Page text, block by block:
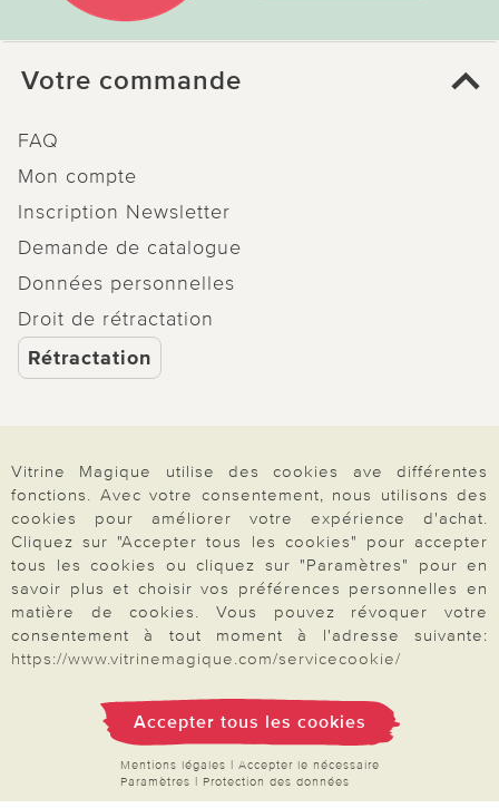
Votre commande
FAQ
Mon compte
Inscription Newsletter
Demande de catalogue
Données personnelles
Droit de rétractation
Rétractation
Paiement & Livraison
À propos de nous
Besoin d'aide?
Mentions légales |CGV|Données & liberté|Vie privée & cookies
Prix en Euro, TVA légale incluse
©2026 Vitrine Magique
Vitrine Magique utilise des cookies ave différentes
fonctions. Avec votre consentement, nous utilisons des
cookies pour améliorer votre expérience d'achat.
Cliquez sur "Accepter tous les cookies" pour accepter
tous les cookies ou cliquez sur "Paramètres" pour en
savoir plus et choisir vos préférences personnelles en
matière de cookies. Vous pouvez révoquer votre
consentement à tout moment à l'adresse suivante:
https://www.vitrinemagique.com/servicecookie/
Accepter tous les cookies
Mentions légales | Accepter le nécessaire
Paramètres | Protection des données